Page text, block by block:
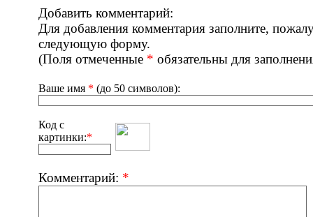
Добавить комментарий:
Для добавления комментария заполните,
следующую форму.
(Поля отмеченные * обязательны для
Ваше имя * (до 50 символов):
Код с
картинки:*
Комментарий: *